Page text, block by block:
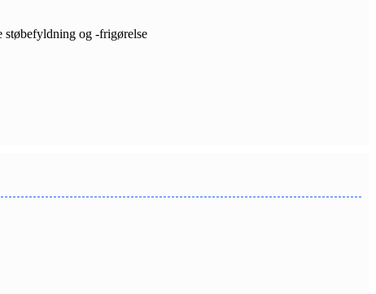
støbefyldning og -frigørelse